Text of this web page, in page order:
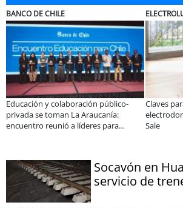
BANCO DE CHILE
Educación y colaboración público-
privada se toman La Araucanía:
encuentro reunió a líderes para
Claves
Sale
Socavón en
servicio de